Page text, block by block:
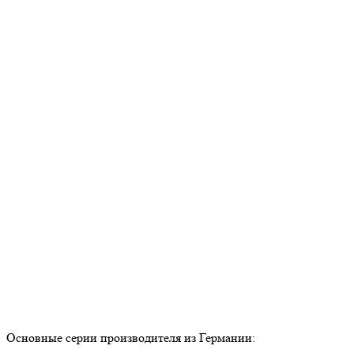
Основные серии производителя из Германии: